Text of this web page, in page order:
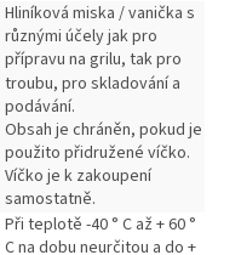
Hliníková miska / vanička s
různými účely jak pro
přípravu na grilu, tak pro
troubu, pro skladování a
podávání.
Obsah je chráněn, pokud je
použito přidružené víčko.
Víčko je k zakoupení
samostatně.
Při teplotě -40 ° C až + 60 °
C na dobu neurčitou a do +